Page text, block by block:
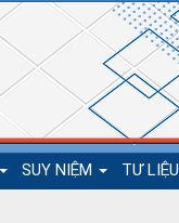
SUY NIỆM TƯ LIỆU